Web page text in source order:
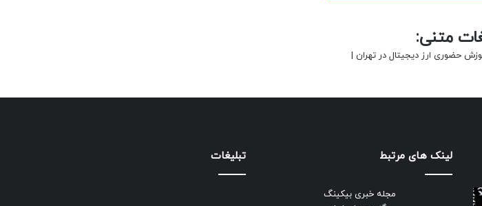
متنی:
حضوری ارز دیجیتال در تهران
لینک های مرتبط
مجله خبری بیکینگ
تبلیغات